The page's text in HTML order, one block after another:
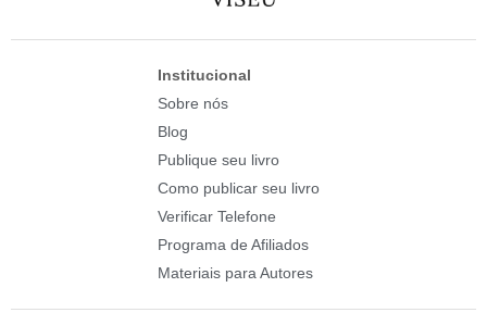
Institucional
Sobre nós
Blog
Publique seu livro
Como publicar seu livro
Verificar Telefone
Programa de Afiliados
Materiais para Autores